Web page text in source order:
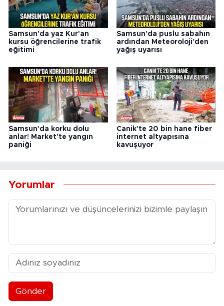
Samsun'da yaz Kur'an
kursu öğrencilerine trafik
eğitimi
Samsun'da puslu sabahın
ardından Meteoroloji'den
yağış uyarısı
Samsun'da korku dolu
anlar! Market'te yangın
paniği
Canik'te 20 bin hane fiber
internet altyapısına
kavuşuyor
Yorumlar
Gönder